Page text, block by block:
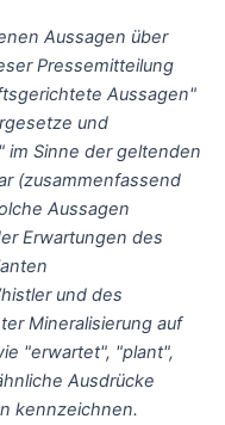
Aussagen über
Pressemitteilung
Aussagen"
und
Sinne der geltenden
(zusammenfassend
Aussagen
Erwartungen des
und des
Mineralisierung auf
"erwartet", "plant",
Ausdrücke
kennzeichnen.